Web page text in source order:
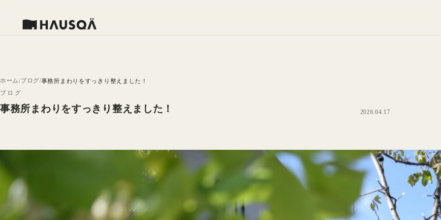
ホーム ブログ 事務所まわりをすっきり整えました！
ブログ
事務所まわりをすっきり整えました！ 2026.04.17